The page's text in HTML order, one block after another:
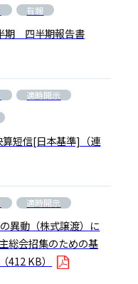
有報
期 四半期報告書
適時開示
短信[日本基準]（連
適時開示
異動（株式譲渡）に
総会招集のための基
（412 KB）